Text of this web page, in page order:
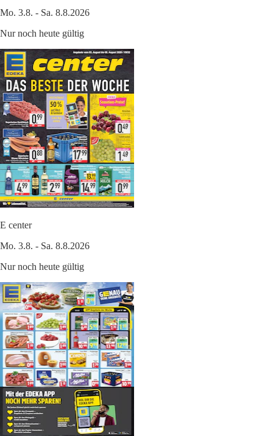
Mo. 3.8. - Sa. 8.8.2026
Nur noch heute gültig
E center
Mo. 3.8. - Sa. 8.8.2026
Nur noch heute gültig